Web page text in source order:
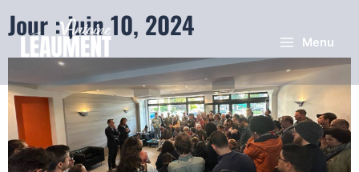
Menu
Jour : juin 10, 2024